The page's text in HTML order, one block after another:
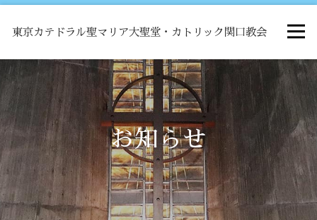
東京カテドラル聖マリア大聖堂・カトリック関口教会
HOME
ミサ
お知らせ
関口教会について
お知らせ